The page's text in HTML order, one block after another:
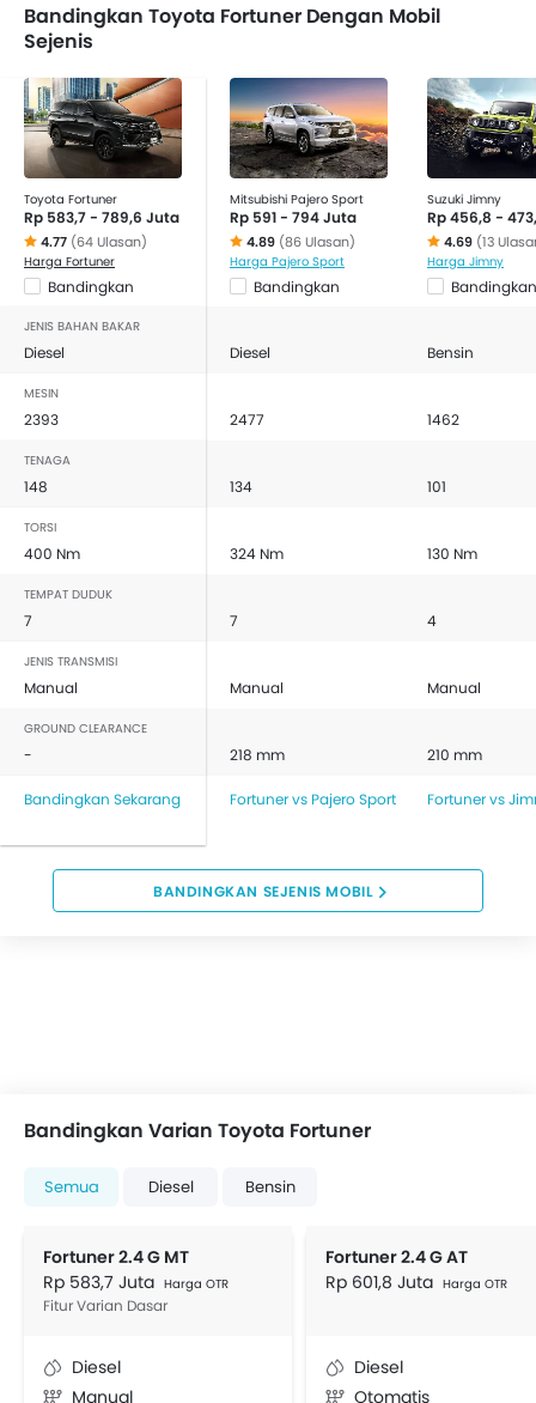
Bandingkan Toyota Fortuner Dengan Mobil
Sejenis
Toyota Fortuner
Rp 583,7 - 789,6 Juta
4.77 (64 Ulasan)
Harga Fortuner
Bandingkan
Mitsubishi Pajero Sport
Rp 591 - 794 Juta
4.89 (86 Ulasan)
Harga Pajero Sport
Bandingkan
Suzuki Jimny
Rp 456,8 -
4.69 (13
Harga Jimny
Bandingkan
JENIS BAHAN BAKAR
Diesel Diesel Bensin
MESIN
2393 2477 1462
TENAGA
148 134 101
TORSI
400 Nm 324 Nm 130 Nm
TEMPAT DUDUK
7 7 4
JENIS TRANSMISI
Manual Manual Manual
GROUND CLEARANCE
- 218 mm 210 mm
Bandingkan Sekarang Fortuner vs Pajero Sport Fortuner vs
BANDINGKAN SEJENIS MOBIL
Bandingkan Varian Toyota Fortuner
Semua Diesel Bensin
Fortuner 2.4 G MT
Rp 583,7 Juta Harga OTR
Fitur Varian Dasar
Diesel
Manual
Fortuner 2.4 G AT
Rp 601,8 Juta Harga OTR
Diesel
Otomatis